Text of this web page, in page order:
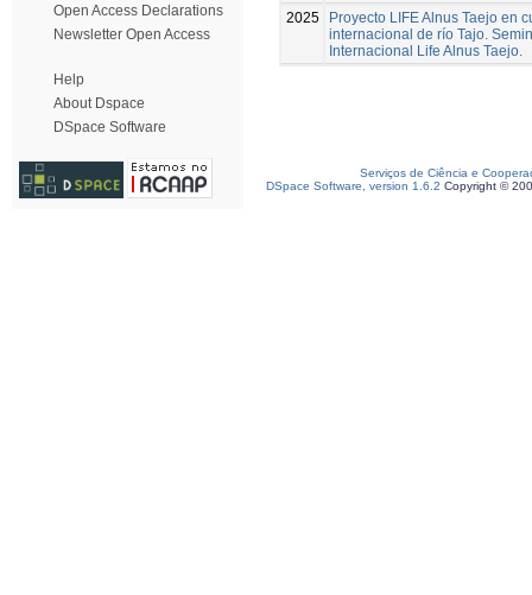
Open Access Declarations
Newsletter Open Access
Help
About Dspace
DSpace Software
2025
Proyecto LIFE Alnus Taejo en
internacional de río Tajo.
Internacional Life Alnus Taejo.
Serviços de Ciência e
DSpace Software, version 1.6.2 Copyright ©